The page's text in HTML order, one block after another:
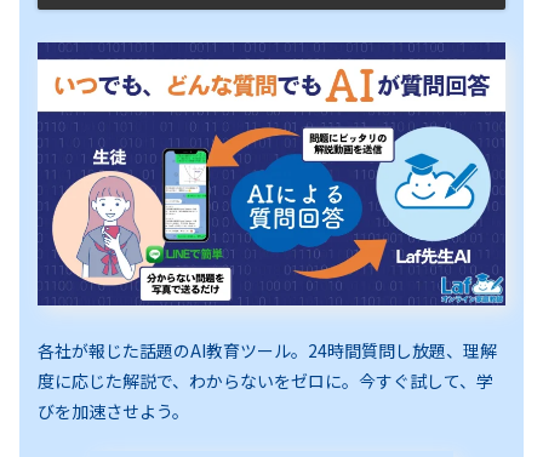
各社が報じた話題のAI教育ツール。24時間質問し放題、理解
度に応じた解説で、わからないをゼロに。今すぐ試して、学
びを加速させよう。